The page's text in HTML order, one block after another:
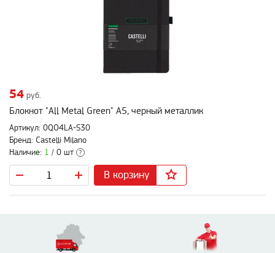
54 руб.
Блокнот "All Metal Green" А5, черный металлик
Артикул: 0QO4LA-S30
Бренд: Castelli Milano
Наличие: 1 / 0 шт ?
В корзину